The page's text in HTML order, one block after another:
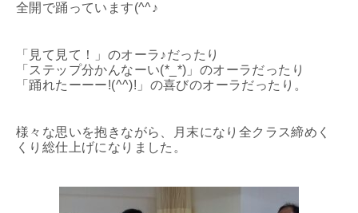
全開で踊っています(^^♪
「見て見て！」のオーラ♪だったり
「ステップ分かんなーい(*_*)」のオーラだったり
「踊れたーーー!(^^)!」の喜びのオーラだったり。
様々な思いを抱きながら、月末になり全クラス締めく
くり総仕上げになりました。